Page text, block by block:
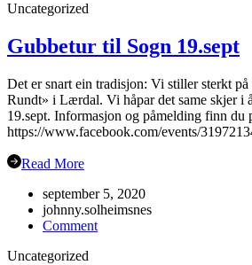
Uncategorized
Gubbetur til Sogn 19.sept
Det er snart ein tradisjon: Vi stiller sterkt
Rundt» i Lærdal. Vi håpar det same skjer i
19.sept. Informasjon og påmelding finn du
https://www.facebook.com/events/
Read More
september 5, 2020
johnny.solheimsnes
Commenton
Uncategorized